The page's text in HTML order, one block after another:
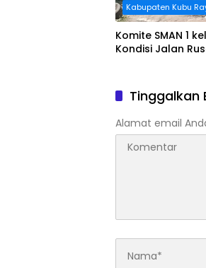
Kabupaten Kubu
Komite SMAN 1
Kondisi Jalan
Tinggalkan
Alamat email